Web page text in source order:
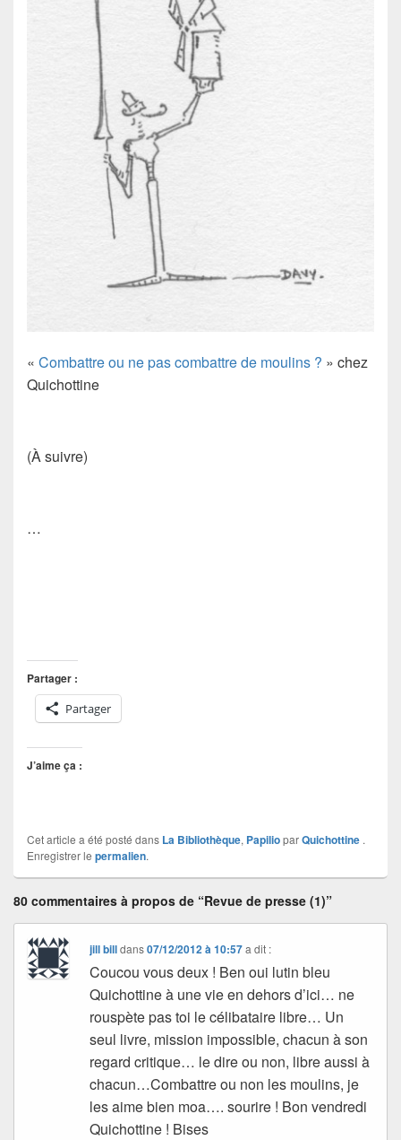
« Combattre ou ne pas combattre de moulins ? » chez
Quichottine
(À suivre)
…
Partager :
Partager
J’aime ça :
Cet article a été posté dans La Bibliothèque, PapilioparQuichottine .
Enregistrer le permalien.
80 commentaires à propos de “Revue de presse (1)”
jill billdans07/12/2012 à 10:57 a dit :
Coucou vous deux ! Ben oui lutin bleu
Quichottine à une vie en dehors d’ici… ne
rouspète pas toi le célibataire libre… Un
seul livre, mission impossible, chacun à son
regard critique… le dire ou non, libre aussi à
chacun…Combattre ou non les moulins, je
les aime bien moa…. sourire ! Bon vendredi
Quichottine ! Bises